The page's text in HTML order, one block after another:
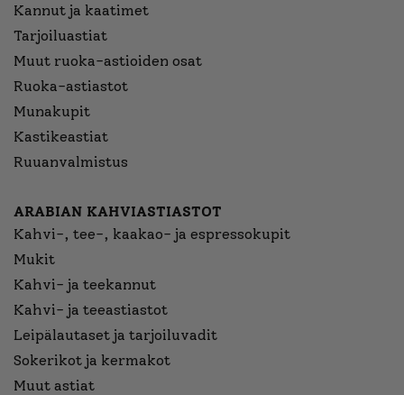
Kannut ja kaatimet
Tarjoiluastiat
Muut ruoka-astioiden osat
Ruoka-astiastot
Munakupit
Kastikeastiat
Ruuanvalmistus
ARABIAN KAHVIASTIASTOT
Kahvi-, tee-, kaakao- ja espressokupit
Mukit
Kahvi- ja teekannut
Kahvi- ja teeastiastot
Leipälautaset ja tarjoiluvadit
Sokerikot ja kermakot
Muut astiat